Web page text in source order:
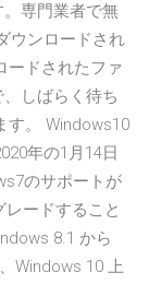
専門業者で無
ウンロードされ
ードされたファ
しばらく待ち
す。 Windows10
年の1月14日
のサポートが
ードすること
8.1 から
Windows 10 上